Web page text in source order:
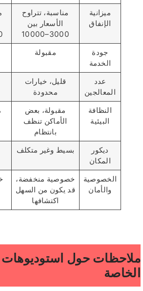
ميزانية
الإنفاق
مناسبة، تتراوح
الأسعار بين
3000–10000
جودة
الخدمة
مقبولة
عدد
المعالجين
قليل، خيارات
محدودة
النظافة
البيئية
مقبولة، بعض
الأماكن تنظف
بانتظام
ديكور
المكان
بسيط وغير متكلف
الخصوصية
والأمان
خصوصية منخفضة،
قد يكون من السهل
اكتشافها
ملاحظات حول استوديوهات
الخاصة